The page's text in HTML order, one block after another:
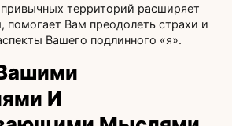
территорий расширяет
помогает Вам преодолеть страхи и
Вашего подлинного «я».
И